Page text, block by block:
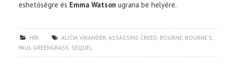
eshetőségre és Emma Watson ugrana be helyére.
HÍR ALICIA VIKANDER ,ASSASSINS CREED BOURNE BOURNE 5
PAUL GREENGRASS SEQUEL